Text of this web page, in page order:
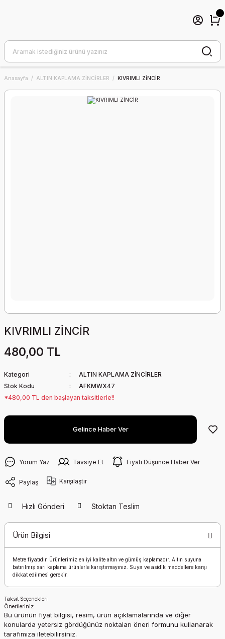
Anasayfa ALTIN KAPLAMA ZİNCİRLER KIVRIMLI ZİNCİR
KIVRIMLI ZİNCİR
480,00 TL
Kategori
ALTIN KAPLAMA ZİNCİRLER
Stok Kodu
AFKMWX47
*480,00 TL den başlayan taksitlerle!!
Gelince Haber Ver
Yorum Yaz Tavsiye Et Fiyatı Düşünce Haber Ver
Paylaş Karşılaştır
Hızlı Gönderi Stoktan Teslim
Ürün Bilgisi
Metre fiyatıdır. Ürünlerimiz en iyi kalite altın ve gümüş kaplamadır. Altın suyuna
batırılmış sarı kaplama ürünlerle karıştırmayınız.
Suya ve asidik maddellere karşı
dikkat edilmesi gerekir.
Taksit Seçenekleri
Önerileriniz
Bu ürünün fiyat bilgisi, resim, ürün açıklamalarında ve diğer
konularda yetersiz gördüğünüz noktaları öneri formunu kullanarak
tarafımıza iletebilirsiniz.